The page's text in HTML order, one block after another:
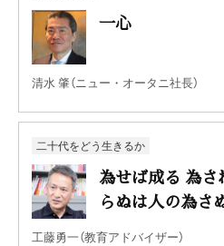
一心
清水 肇（ニュー・オータニ社長）
二十代をどう生きるか
為せば成る 為
らぬは人の為さ
工藤勇一（教育アドバイザー）